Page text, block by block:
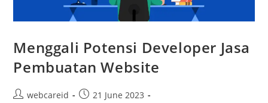
Menggali Potensi Developer Jasa
Pembuatan Website
webcareid
21 June 2023